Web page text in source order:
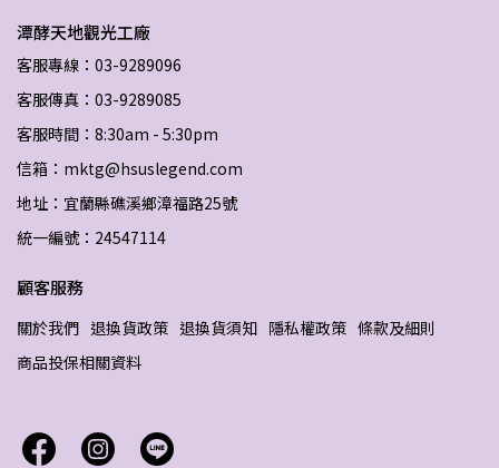
潭酵天地觀光工廠
客服專線：03-9289096
客服傳真：03-9289085
客服時間：8:30am - 5:30pm
信箱：mktg@hsuslegend.com
地址：宜蘭縣礁溪鄉漳福路25號
統一編號：24547114
顧客服務
關於我們 退換貨政策 退換貨須知 隱私權政策 條款及細則
商品投保相關資料